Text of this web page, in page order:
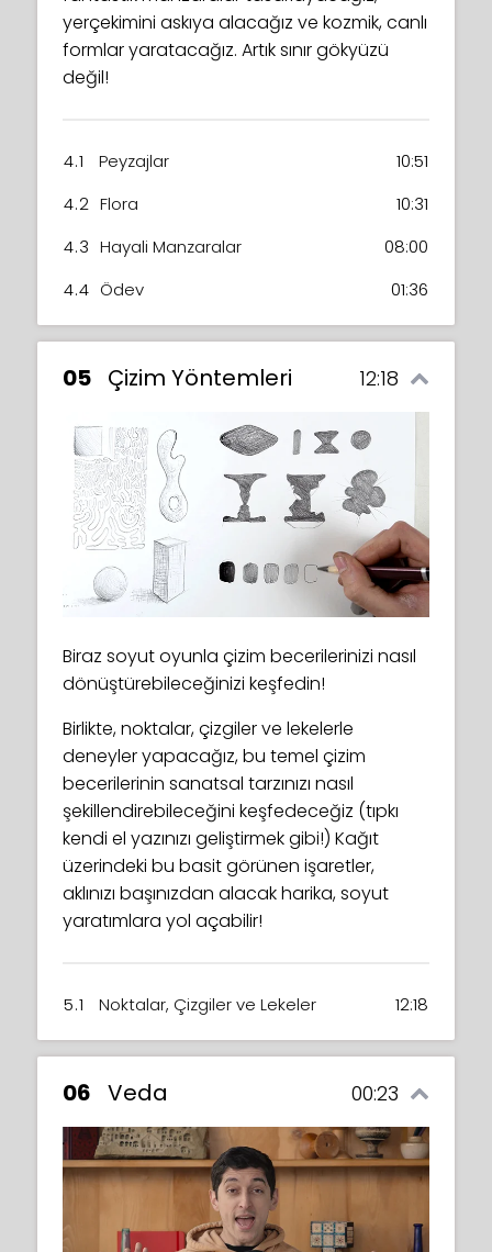
yerçekimini askıya alacağız ve kozmik, canlı
formlar yaratacağız. Artık sınır gökyüzü
değil!
4.1 Peyzajlar
10:51
4.2 Flora
10:31
4.3 Hayali Manzaralar
08:00
4.4 Ödev 01:36
05 Çizim Yöntemleri 12:18
Biraz soyut oyunla çizim becerilerinizi nasıl
dönüştürebileceğinizi keşfedin!
Birlikte, noktalar, çizgiler ve lekelerle
deneyler yapacağız, bu temel çizim
becerilerinin sanatsal tarzınızı nasıl
şekillendirebileceğini keşfedeceğiz (tıpkı
kendi el yazınızı geliştirmek gibi!) Kağıt
üzerindeki bu basit görünen işaretler,
aklınızı başınızdan alacak harika, soyut
yaratımlara yol açabilir!
5.1 Noktalar, Çizgiler ve Lekeler 12:18
06 Veda 00:23